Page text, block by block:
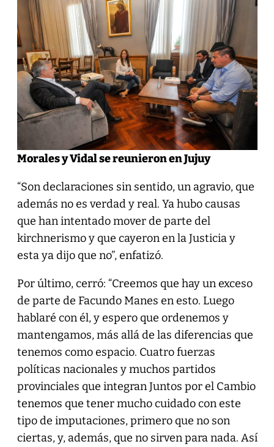
Morales y Vidal se reunieron en Jujuy
“Son declaraciones sin sentido, un agravio, que
además no es verdad y real. Ya hubo causas
que han intentado mover de parte del
kirchnerismo y que cayeron en la Justicia y
esta ya dijo que no”, enfatizó.
Por último, cerró: “Creemos que hay un exceso
de parte de Facundo Manes en esto. Luego
hablaré con él, y espero que ordenemos y
mantengamos, más allá de las diferencias que
tenemos como espacio. Cuatro fuerzas
políticas nacionales y muchos partidos
provinciales que integran Juntos por el Cambio
tenemos que tener mucho cuidado con este
tipo de imputaciones, primero que no son
ciertas, y, además, que no sirven para nada. Así